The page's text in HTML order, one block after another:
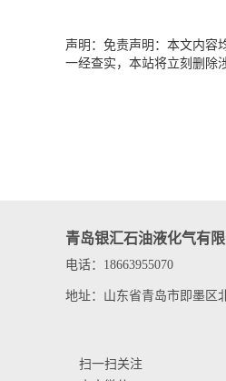
声明：免责声明：本文内容
一经查实，本站将立刻删除
青岛银汇石油液化气有限
电话：18663955070
地址：山东省青岛市即墨区
扫一扫关注